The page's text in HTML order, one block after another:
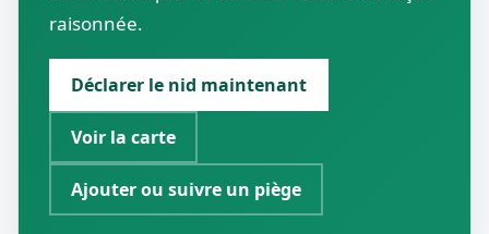
raisonnée.
Déclarer le nid maintenant
Voir la carte
Ajouter ou suivre un piège